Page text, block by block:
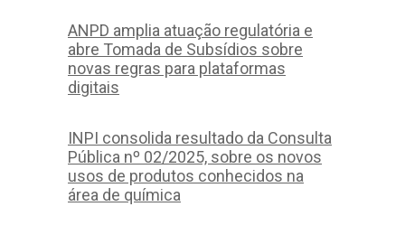
ANPD amplia atuação regulatória e
abre Tomada de Subsídios sobre
novas regras para plataformas
digitais
INPI consolida resultado da Consulta
Pública nº 02/2025, sobre os novos
usos de produtos conhecidos na
área de química